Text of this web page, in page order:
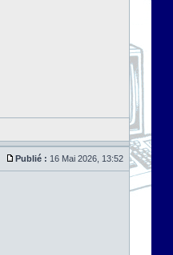
Publié : 16 Mai 2026, 13:52